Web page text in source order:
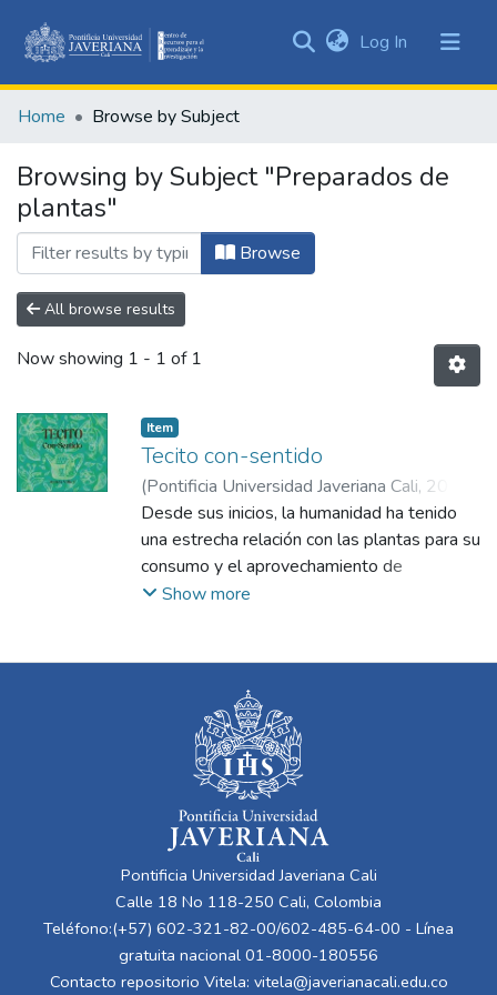
&
All of DSpace
Log In (current)
Home Browse by Subject
Browsing by Subject "Preparados de
plantas"
Browse
All browse results
Now showing 1 - 1 of 1
Item
Tecito con-sentido
(Pontificia Universidad Javeriana Cali, 2023
Villa Trochez, Eduardo Andrés;González
Díaz, José Rafael
Desde sus inicios, la humanidad ha tenido
una estrecha relación con las plantas para su
consumo y el aprovechamiento de
beneficios alimenticios, saludables,
entornos urbanos, desentendiéndose de los
conocimientos y beneficios de las plantas y
sus preparados. Actualmente, existen
250.000 plantas identificadas, 50.000 con
usos curativos, de las cuales 6.000 están
en Colombia (Gálvez, Lobos y Peralta,
2014; Giraldo Quintero, 2015). Sin
embargo, la desinformación y
desaprovechamiento ha incrementado
enormemente, no obstante, las
necesidades de los usuarios han aumentado
Show more
Pontificia Universidad Javeriana Cali
Calle 18 No 118-250 Cali, Colombia
Teléfono:(+57) 602-321-82-00/602-485-64-00 - Línea
gratuita nacional 01-8000-180556
Contacto repositorio Vitela: vitela@javerianacali.edu.co